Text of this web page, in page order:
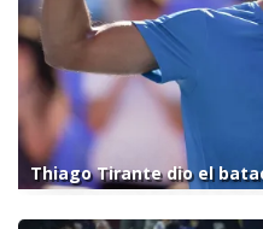
Thiago Tirante dio el